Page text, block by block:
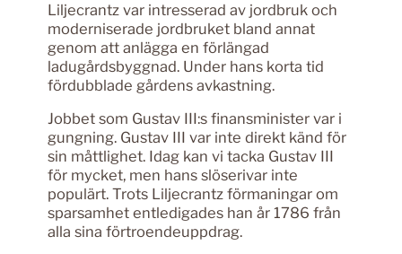
Liljecrantz var intresserad av jordbruk och
moderniserade jordbruket bland annat
genom att anlägga en förlängad
ladugårdsbyggnad. Under hans korta tid
fördubblade gårdens avkastning.
Jobbet som Gustav III:s finansminister var i
gungning. Gustav III var inte direkt känd för
sin måttlighet. Idag kan vi tacka Gustav III
för mycket, men hans slöserivar inte
populärt. Trots Liljecrantz förmaningar om
sparsamhet entledigades han år 1786 från
alla sina förtroendeuppdrag.